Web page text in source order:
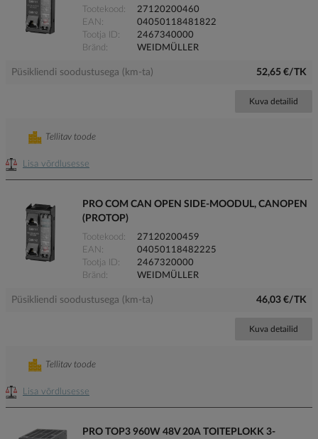
Tootekood
27120200460
EAN
04050118481822
Tootja ID
2467340000
Bränd
WEIDMÜLLER
Püsikliendi soodustusega (km-ta) 52,65 €/TK
Kuva detailid
Lisa võrdlusesse
Tellitav toode
PRO COM CAN OPEN SIDE-MOODUL, CANOPEN
(PROTOP)
Tootekood
27120200459
EAN
04050118482225
Tootja ID
2467320000
Bränd
WEIDMÜLLER
Püsikliendi soodustusega (km-ta) 46,03 €/TK
Kuva detailid
Lisa võrdlusesse
Tellitav toode
PRO TOP3 960W 48V 20A TOITEPLOKK 3-